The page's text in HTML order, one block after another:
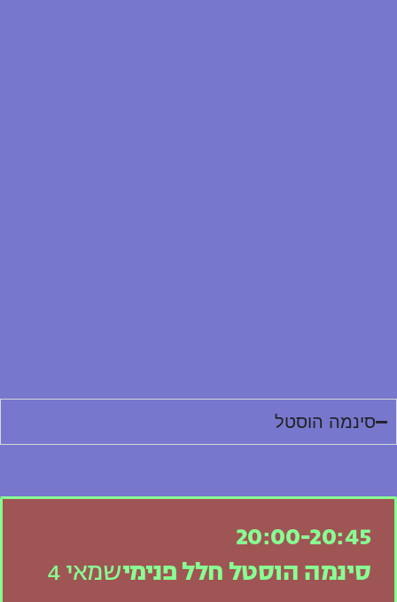
סינמה הוסטל
20:00-20:45
סינמה הוסטל חלל פנימישמאי 4